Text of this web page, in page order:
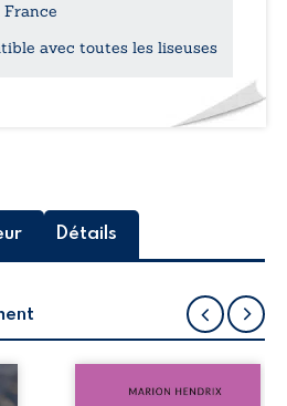
avec toutes les liseuses
Détails
Nous sommes en